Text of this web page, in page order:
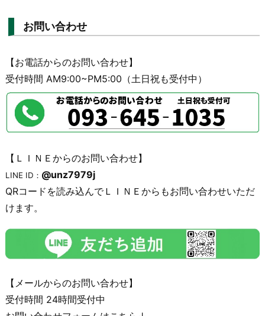
お問い合わせ
【お電話からのお問い合わせ】
受付時間 AM9:00~PM5:00（土日祝も受付中）
【ＬＩＮＥからのお問い合わせ】
LINE ID： @unz7979j
QRコードを読み込んでＬＩＮＥからもお問い合わせいただ
けます。
【メールからのお問い合わせ】
受付時間 24時間受付中